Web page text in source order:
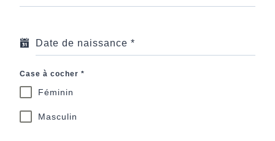
Date de naissance *
Case à cocher *
Féminin
Masculin